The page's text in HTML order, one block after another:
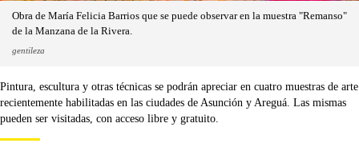
Obra de María Felicia Barrios que se puede observar en la muestra "Remanso"
de la Manzana de la Rivera.
gentileza
Pintura, escultura y otras técnicas se podrán apreciar en cuatro muestras de arte
recientemente habilitadas en las ciudades de Asunción y Areguá. Las mismas
pueden ser visitadas, con acceso libre y gratuito.